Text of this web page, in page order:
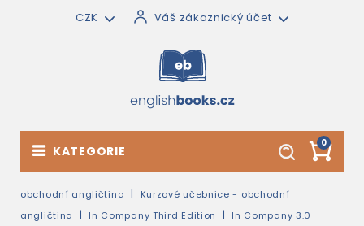
CZK Váš zákaznický účet
0
KATEGORIE
obchodní angličtina
Kurzové učebnice - obchodní
angličtina
In Company Third Edition
In Company 3.0